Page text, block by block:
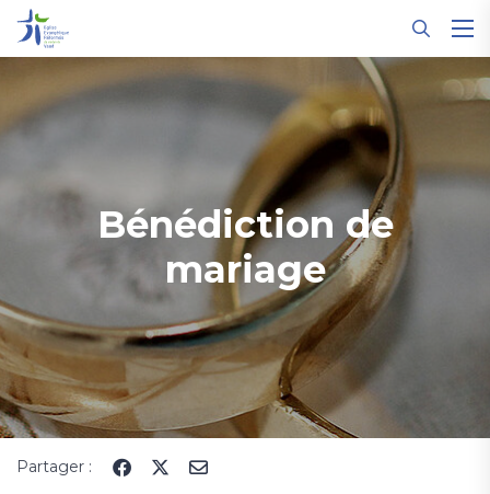
Bénédiction de
mariage
Partager :
Panneau de gestion des cookies